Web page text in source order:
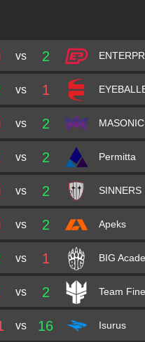
vs 2
vs 1
vs 2 MASONIC
vs 2 Permitta
vs 2 SINNERS
vs 2 Apeks
vs 1 BIG
vs 2 Team
vs 16 Isurus